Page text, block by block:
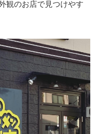
観のお店で見つけやす